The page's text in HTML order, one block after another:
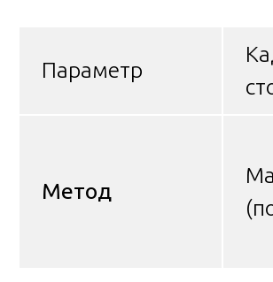
Параметр
Метод